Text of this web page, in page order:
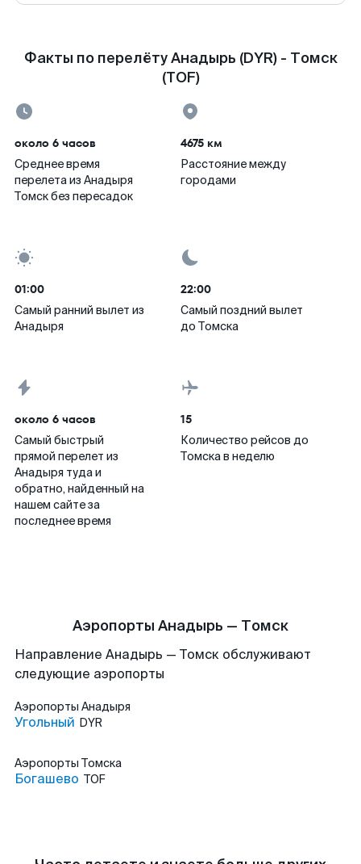
Факты по перелёту Анадырь (DYR) - Томск
(TOF)
около 6 часов
Среднее время
перелета из Анадыря
Томск без пересадок
4675 км
Расстояние между
городами
01:00
Самый ранний вылет из
Анадыря
22:00
Самый поздний вылет
до Томска
около 6 часов
Самый быстрый
прямой перелет из
Анадыря туда и
обратно, найденный на
нашем сайте за
последнее время
15
Количество рейсов до
Томска в неделю
Аэропорты Анадырь — Томск
Направление Анадырь — Томск обслуживают
следующие аэропорты
Аэропорты Анадыря
Угольный DYR
Аэропорты Томска
Богашево TOF